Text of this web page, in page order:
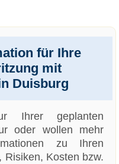
für Ihre
mit
Duisburg
Ihrer geplanten
oder wollen mehr
zu Ihren
Risiken, Kosten bzw.